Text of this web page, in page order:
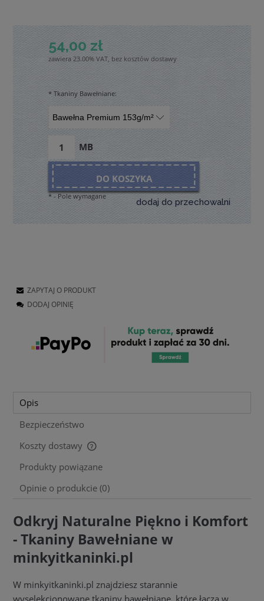
54,00 zł
zawiera 23.00% VAT, bez kosztów dostawy
* Tkaniny Bawełniane:
MB
DO KOSZYKA
dodaj do przechowalni
*- Pole wymagane
ZAPYTAJ O PRODUKT
DODAJ OPINIĘ
Opis
Bezpieczeństwo
Koszty dostawy
Cena nie zawiera ewentualnych kosztów płatności
Produkty powiązane
Opinie o produkcie (0)
Odkryj Naturalne Piękno i Komfort
- Tkaniny Bawełniane w
minkyitkaninki.pl
W minkyitkaninki.pl znajdziesz starannie